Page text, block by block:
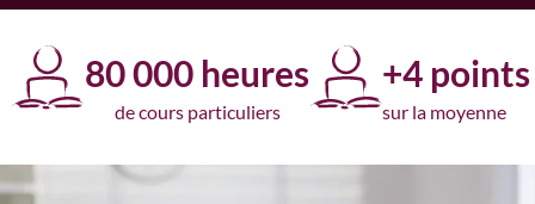
80 000 heures
de cours particuliers
+4 points
sur la moyenne